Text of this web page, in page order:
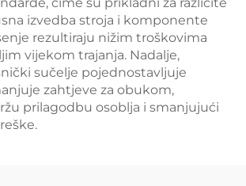
izvedba stroja i komponente
rezultiraju nižim troškovima
vijekom trajanja. Nadalje,
sučelje pojednostavljuje
zahtjeve za obukom,
prilagodbu osoblja i smanjujući